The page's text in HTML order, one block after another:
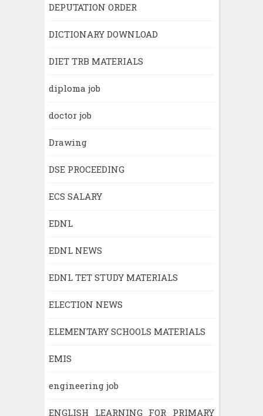
DEPUTATION ORDER
DICTIONARY DOWNLOAD
DIET TRB MATERIALS
diploma job
doctor job
Drawing
DSE PROCEEDING
ECS SALARY
EDNL
EDNL NEWS
EDNL TET STUDY MATERIALS
ELECTION NEWS
ELEMENTARY SCHOOLS MATERIALS
EMIS
engineering job
ENGLISH LEARNING FOR PRIMARY